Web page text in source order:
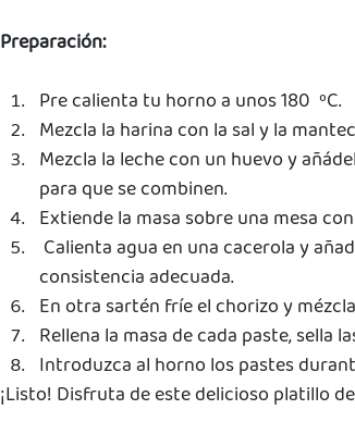
Preparación:
Pre calienta tu horno a unos 180  ºC.
Mezcla la harina con la sal y la
Mezcla la leche con un huevo y
para que se combinen.
Extiende la masa sobre una mesa
Calienta agua en una cacerola y
consistencia adecuada.
En otra sartén fríe el chorizo y
Rellena la masa de cada paste, sella
Introduzca al horno los pastes
¡Listo! Disfruta de este delicioso platillo